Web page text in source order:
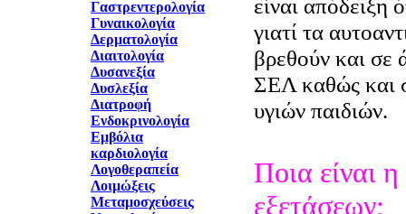
Γαστρεντερολογία
Γυναικολογία
Δερματολογία
Διαιτολογία
Δυσανεξία
Δυσλεξία
Διατροφή
Ενδοκρινολογία
Εμβόλια
καρδιολογία
Λογοθεραπεία
Λοιμώξεις
Μεταμοσχεύσεις
είναι απόδειξη
γιατί τα
βρεθούν και σε
ΣΕΛ καθώς και
υγιών παιδιών.
Ποια είναι
εξετάσεων;